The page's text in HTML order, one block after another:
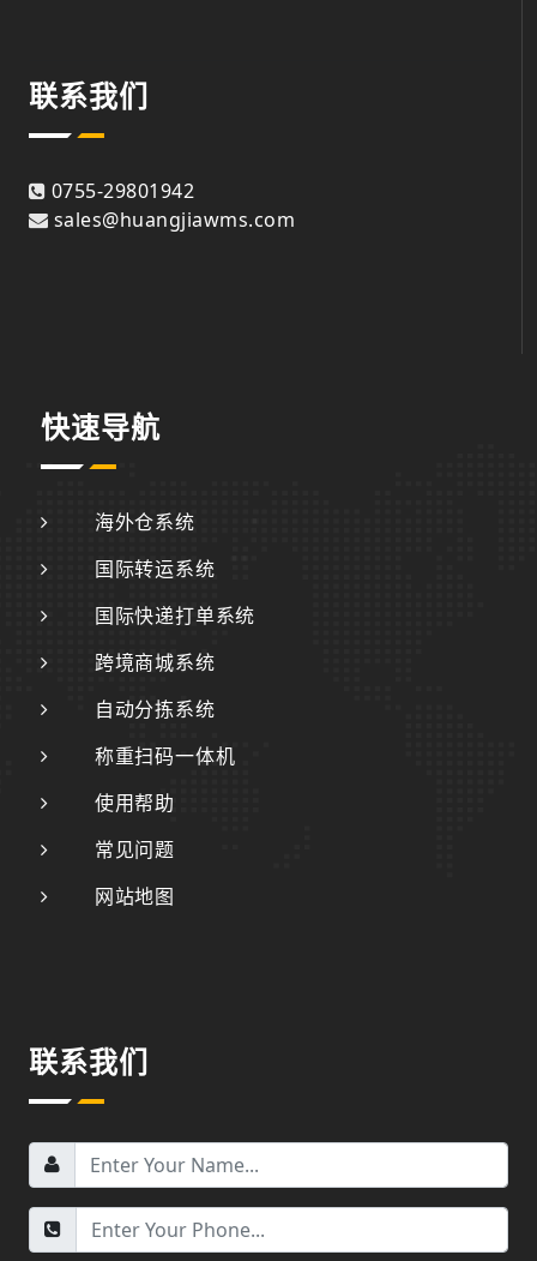
联系我们
0755-29801942
sales@huangjiawms.com
快速导航
海外仓系统
国际转运系统
国际快递打单系统
跨境商城系统
自动分拣系统
称重扫码一体机
使用帮助
常见问题
网站地图
联系我们